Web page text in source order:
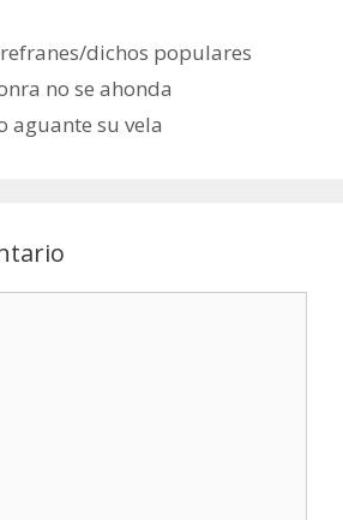
refranes/dichos populares
no se ahonda
aguante su vela